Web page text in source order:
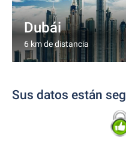
Dubái
6 km de distancia
Sus datos están